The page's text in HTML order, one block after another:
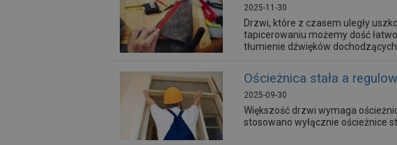
2025-11-30
Drzwi, które z czasem uległy
tapicerowaniu możemy dość
tłumienie dźwięków
Ościeżnica stała a
2025-09-30
Większość drzwi wymaga
stosowano wyłącznie ościeżnice